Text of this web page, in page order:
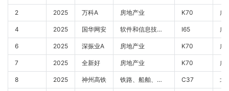
2 2025 万科A 房地产业 K70
4 2025 国华网安 软件和信息技术服务业 I65
6 2025 深振业A 房地产业 K70
7 2025 全新好 房地产业 K70
8 2025 神州高铁 铁路、船舶、航空航天和其他运输设备制造业 C37